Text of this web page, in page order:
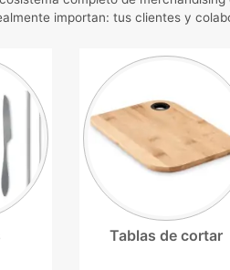
importan: tus clientes y
Tablas de cortar